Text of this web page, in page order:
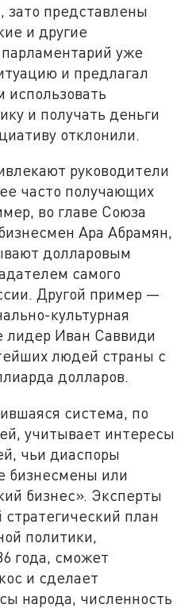
зато представлены
и другие
уже
и предлагал
использовать
и получать деньги
отклонили.
руководители
часто получающих
во главе Союза
Ара Абрамян,
долларовым
самого
Другой пример —
культурная
лидер Иван Саввиди
людей страны с
долларов.
система, по
учитывает интересы
чьи диаспоры
бизнесмены или
бизнес». Эксперты
план
политики,
года, сможет
и сделает
народа, численность